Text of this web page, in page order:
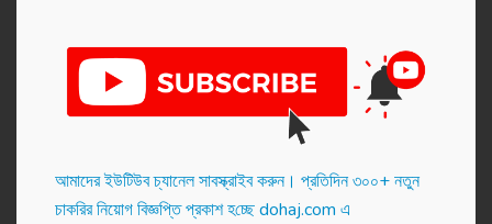
আমাদের ইউটিউব চ্যানেল সাবস্ক্রাইব করুন। প্র‌তি‌দিন ৩০০+ নতুন
চাকরির নিয়োগ বিজ্ঞপ্তি প্রকাশ হ‌চ্ছে dohaj.com এ